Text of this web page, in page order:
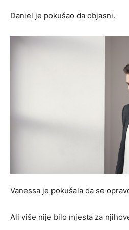
Daniel je pokušao da objasni.
Vanessa je pokušala da se
Ali više nije bilo mjesta za